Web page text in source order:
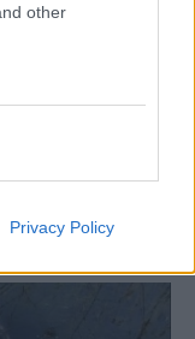
other
Privacy Policy
στη
εκκένωση
το Λάχι
οι
- Το Λιμενικό